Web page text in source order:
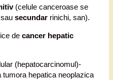
(celule canceroase se
secundar rinichi, san).
de cancer hepatic
(hepatocarcinomul)-
hepatica neoplazica